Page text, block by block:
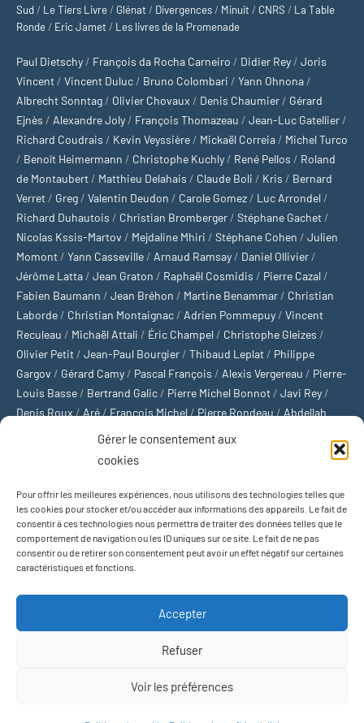
Gérer le consentement aux
cookies
Pour offrir les meilleures expériences, nous utilisons des technologies telles que
les cookies pour stocker et/ou accéder aux informations des appareils. Le fait de
consentir à ces technologies nous permettra de traiter des données telles que le
comportement de navigation ou les ID uniques sur ce site. Le fait de ne pas
consentir ou de retirer son consentement peut avoir un effet négatif sur certaines
caractéristiques et fonctions.
Accepter
Refuser
Voir les préférences
Sud / Le Tiers Livre / Glénat / Divergences / Minuit / CNRS / La Table
Ronde / Eric Jamet / Les livres de la Promenade
Paul Dietschy / François da Rocha Carneiro / Didier Rey / Joris
Vincent / Vincent Duluc / Bruno Colombari / Yann Ohnona /
Albrecht Sonntag / Olivier Chovaux / Denis Chaumier / Gérard
Ejnès / Alexandre Joly / François Thomazeau / Jean-Luc Gatellier /
Richard Coudrais / Kevin Veyssière / Mickaël Correia / Michel Turco
/ Benoît Heimermann / Christophe Kuchly / René Pellos / Roland
de Montaubert / Matthieu Delahais / Claude Boli / Kris / Bernard
Verret / Greg / Valentin Deudon / Carole Gomez / Luc Arrondel /
Richard Duhautois / Christian Bromberger / Stéphane Gachet /
Nicolas Kssis-Martov / Mejdaline Mhiri / Stéphane Cohen / Julien
Momont / Yann Casseville / Arnaud Ramsay / Daniel Ollivier /
Jérôme Latta / Jean Graton / Raphaël Cosmidis / Pierre Cazal /
Fabien Baumann / Jean Bréhon / Martine Benammar / Christian
Laborde / Christian Montaignac / Adrien Pommepuy / Vincent
Reculeau / Michaël Attali / Éric Champel / Christophe Gleizes /
Olivier Petit / Jean-Paul Bourgier / Thibaud Leplat / Philippe
Gargov / Gérard Camy / Pascal François / Alexis Vergereau / Pierre-
Louis Basse / Bertrand Galic / Pierre Michel Bonnot / Javi Rey /
Denis Roux / Aré / François Michel / Pierre Rondeau / Abdellah
Michaël Delépine
Football/ Cyclisme/Tous les sports/Jeux olympiques/Rugby/
Basket-ball/Sports US/Boxe/Tennis/Bateaux/Formule 1/
Moto/Natation/Sports d'hiver/Marathon/Trail/Automobile
Baseball/Golf/Athlétisme
Football gaélique
Sports de combat